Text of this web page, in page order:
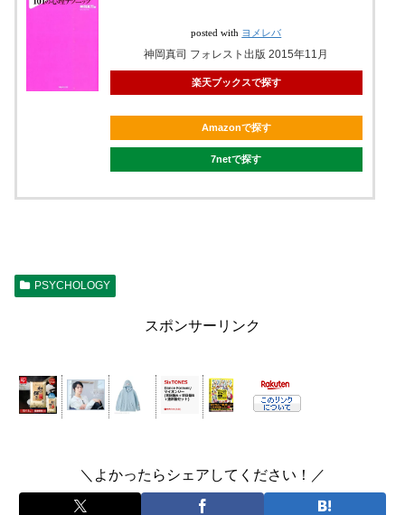
posted with ヨメレバ
神岡真司 フォレスト出版 2015年11月
楽天ブックスで探す
Amazonで探す
7netで探す
PSYCHOLOGY
スポンサーリンク
＼よかったらシェアしてください！／